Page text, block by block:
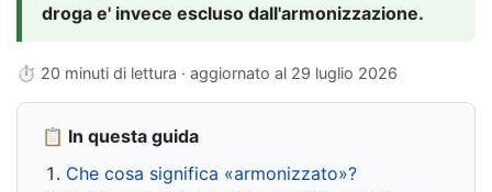
droga e' invece escluso dall'armonizzazione.
⏱ 20 minuti di lettura · aggiornato al 29 luglio 2026
📋 In questa guida
Che cosa significa «armonizzato»?